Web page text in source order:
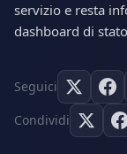
servizio e resta
dashboard di
Seguici
Condividi